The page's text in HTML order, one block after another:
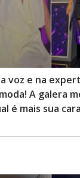
voz e na
A galera
é mais sua